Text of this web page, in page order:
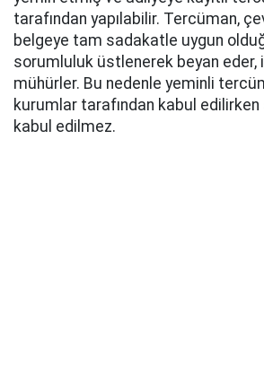
tarafından yapılabilir. Tercüman,
belgeye tam sadakatle uygun
sorumluluk üstlenerek beyan eder,
mühürler. Bu nedenle yeminli
kurumlar tarafından kabul
kabul edilmez.